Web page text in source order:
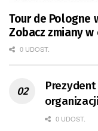
Tour de Pologne
Zobacz zmiany
0 UDOST.
0 UDOST.